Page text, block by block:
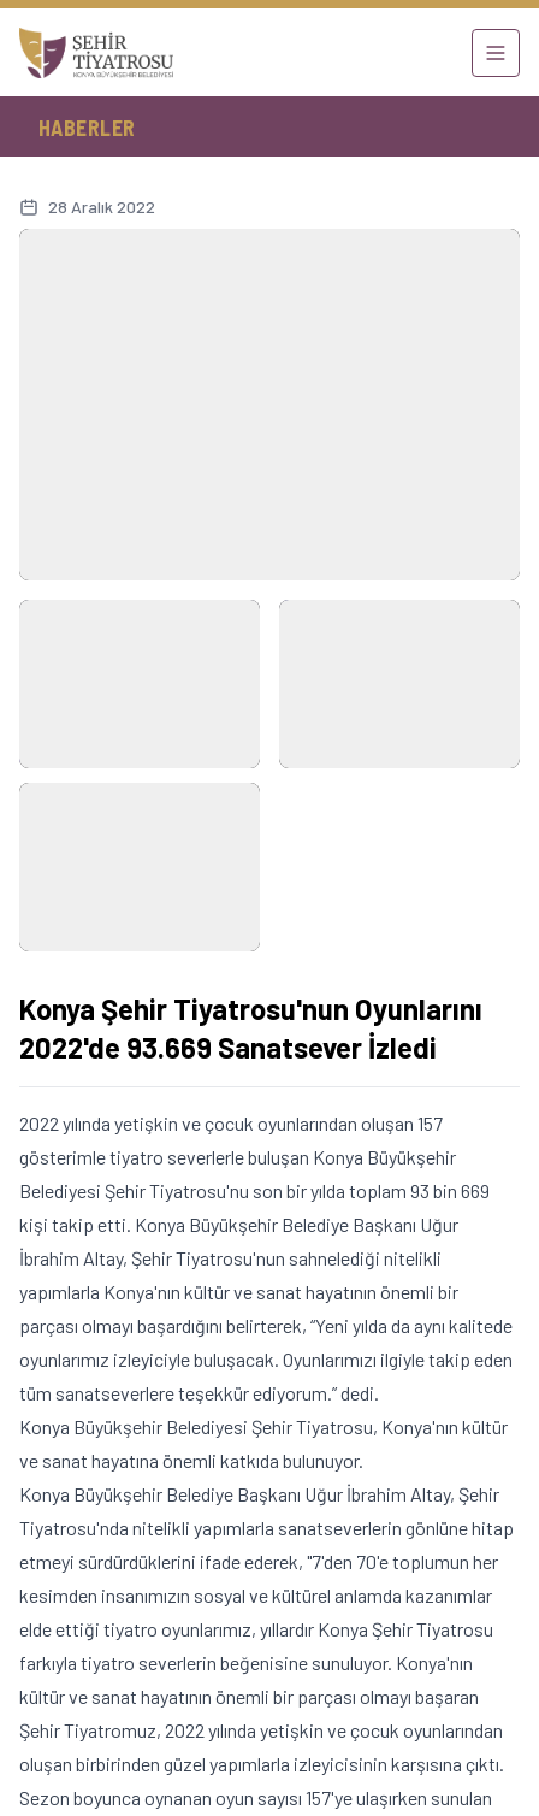
HABERLER
28 Aralık 2022
Konya Şehir Tiyatrosu'nun Oyunlarını
2022'de 93.669 Sanatsever İzledi
2022 yılında yetişkin ve çocuk oyunlarından oluşan 157
gösterimle tiyatro severlerle buluşan Konya Büyükşehir
Belediyesi Şehir Tiyatrosu'nu son bir yılda toplam 93 bin 669
kişi takip etti. Konya Büyükşehir Belediye Başkanı Uğur
İbrahim Altay, Şehir Tiyatrosu'nun sahnelediği nitelikli
yapımlarla Konya'nın kültür ve sanat hayatının önemli bir
parçası olmayı başardığını belirterek, “Yeni yılda da aynı kalitede
oyunlarımız izleyiciyle buluşacak. Oyunlarımızı ilgiyle takip eden
tüm sanatseverlere teşekkür ediyorum.” dedi.
Konya Büyükşehir Belediyesi Şehir Tiyatrosu, Konya'nın kültür
ve sanat hayatına önemli katkıda bulunuyor.
Konya Büyükşehir Belediye Başkanı Uğur İbrahim Altay, Şehir
Tiyatrosu'nda nitelikli yapımlarla sanatseverlerin gönlüne hitap
etmeyi sürdürdüklerini ifade ederek, "7'den 70'e toplumun her
kesimden insanımızın sosyal ve kültürel anlamda kazanımlar
elde ettiği tiyatro oyunlarımız, yıllardır Konya Şehir Tiyatrosu
farkıyla tiyatro severlerin beğenisine sunuluyor. Konya'nın
kültür ve sanat hayatının önemli bir parçası olmayı başaran
Şehir Tiyatromuz, 2022 yılında yetişkin ve çocuk oyunlarından
oluşan birbirinden güzel yapımlarla izleyicisinin karşısına çıktı.
Sezon boyunca oynanan oyun sayısı 157'ye ulaşırken sunulan